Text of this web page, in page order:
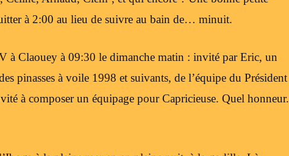
à 2:00 au lieu de suivre au bain de… minuit.
à Claouey à 09:30 le dimanche matin : invité par Eric, un
pinasses à voile 1998 et suivants, de l’équipe du Président
à composer un équipage pour Capricieuse. Quel honneur.